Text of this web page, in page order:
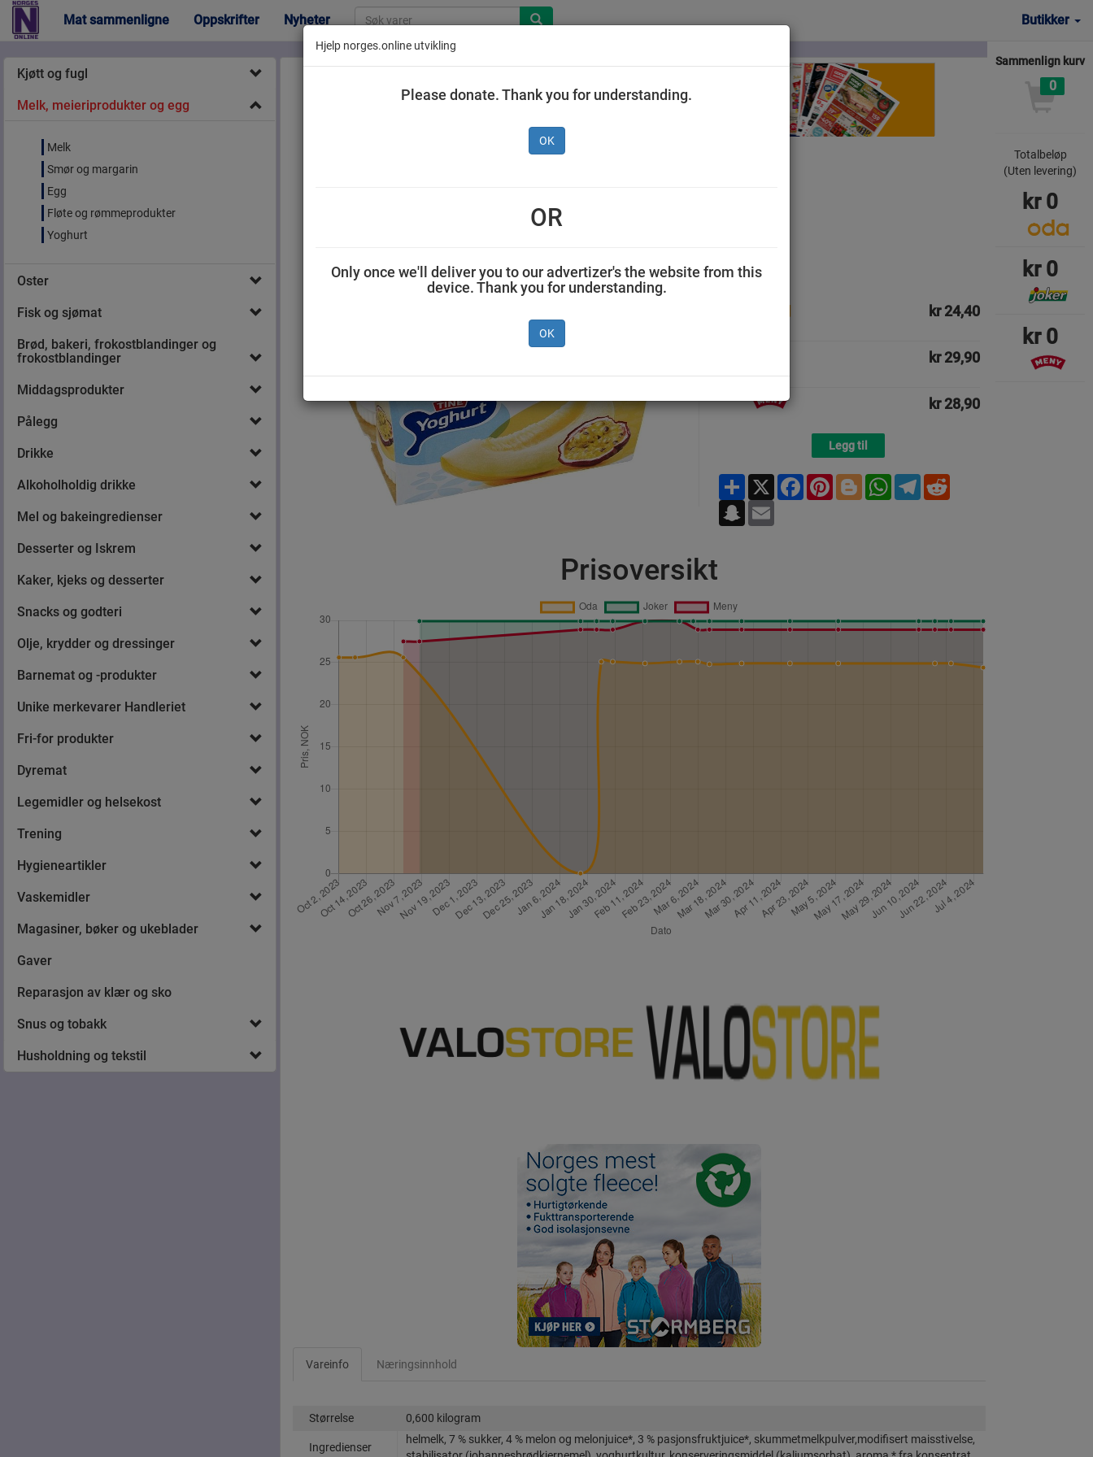
Mat sammenligne Oppskrifter Nyheter Butikker
Kjøtt og fugl
Melk, meieriprodukter og egg
Melk
Smør og margarin
Egg
Fløte og rømmeprodukter
Yoghurt
Oster
Fisk og sjømat
Brød, bakeri, frokostblandinger og
frokostblandinger
Middagsprodukter
Pålegg
Drikke
Alkoholholdig drikke
Mel og bakeingredienser
Desserter og Iskrem
Kaker, kjeks og desserter
Snacks og godteri
Olje, krydder og dressinger
Barnemat og -produkter
Unike merkevarer Handleriet
Fri-for produkter
Dyremat
Legemidler og helsekost
Trening
Hygieneartikler
Vaskemidler
Magasiner, bøker og ukeblader
Gaver
Reparasjon av klær og sko
Snus og tobakk
Husholdning og tekstil
TINE SA 0,600 kilogram TINE
kr 24,40
kr 29,90
kr 28,90
Legg til
ShareX FacebookPinterestBloggerWhatsApp
TelegramReddit
Snapchat
Prisoversikt
Vareinfo Næringsinnhold
Størrelse 0,600 kilogram
Ingredienser
helmelk, 7 % sukker, 4 % melon og melonjuice*, 3 % pasjonsfruktjuice*, skummetmelkpulver,modifisert maisstivelse,
Sammenlign kurv
0
Totalbeløp
(Uten levering)
kr 0
kr 0
kr 0
Hjelp norges.online utvikling
Please donate. Thank you for understanding.
OK
OR
Only once we'll deliver you to our advertizer's the website from this
device. Thank you for understanding.
OK